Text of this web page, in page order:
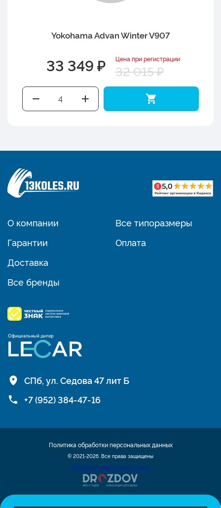
Yokohama Advan Winter V907
33 349 ₽ Цена при регистрации
32 015 ₽
О компании
Гарантии
Доставка
Все бренды
Все типоразмеры
Оплата
СПб, ул. Седова 47 лит Б
+7 (952) 384-47-16
© 2021-2026. Все права защищены
Разработка сайта шин и дисков
Политика обработки персональных данных